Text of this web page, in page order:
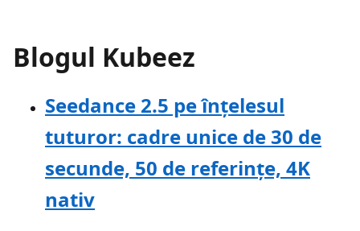
Blogul Kubeez
Seedance 2.5 pe înțelesul
tuturor: cadre unice de 30 de
secunde, 50 de referințe, 4K
nativ